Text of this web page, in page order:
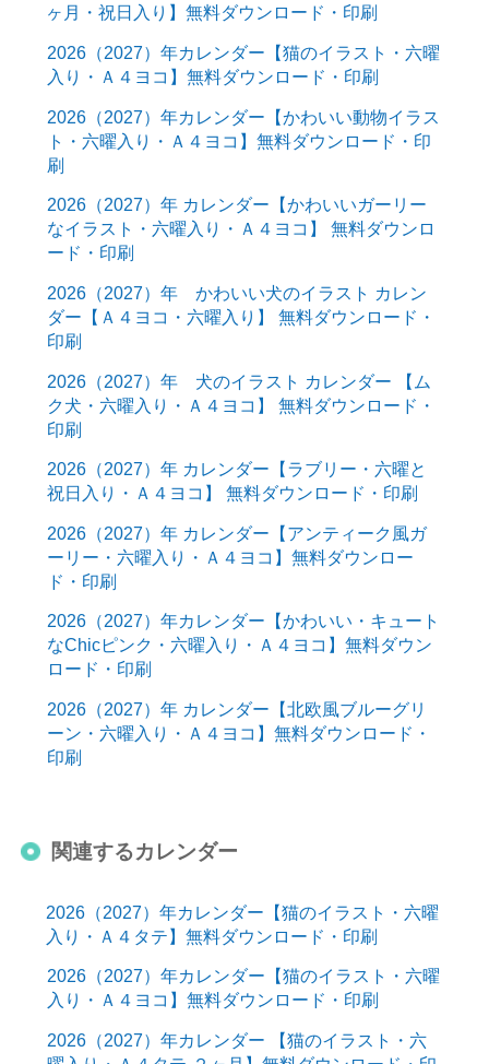
ヶ月・祝日入り】無料ダウンロード・印刷
2026（2027）年カレンダー【猫のイラスト・六曜
入り・Ａ４ヨコ】無料ダウンロード・印刷
2026（2027）年カレンダー【かわいい動物イラス
ト・六曜入り・Ａ４ヨコ】無料ダウンロード・印
刷
2026（2027）年 カレンダー【かわいいガーリー
なイラスト・六曜入り・Ａ４ヨコ】 無料ダウンロ
ード・印刷
2026（2027）年 かわいい犬のイラスト カレン
ダー【Ａ４ヨコ・六曜入り】 無料ダウンロード・
印刷
2026（2027）年 犬のイラスト カレンダー 【ム
ク犬・六曜入り・Ａ４ヨコ】 無料ダウンロード・
印刷
2026（2027）年 カレンダー【ラブリー・六曜と
祝日入り・Ａ４ヨコ】 無料ダウンロード・印刷
2026（2027）年 カレンダー【アンティーク風ガ
ーリー・六曜入り・Ａ４ヨコ】無料ダウンロー
ド・印刷
2026（2027）年カレンダー【かわいい・キュート
なChicピンク・六曜入り・Ａ４ヨコ】無料ダウン
ロード・印刷
2026（2027）年 カレンダー【北欧風ブルーグリ
ーン・六曜入り・Ａ４ヨコ】無料ダウンロード・
印刷
関連するカレンダー
2026（2027）年カレンダー【猫のイラスト・六曜
入り・Ａ４タテ】無料ダウンロード・印刷
2026（2027）年カレンダー【猫のイラスト・六曜
入り・Ａ４ヨコ】無料ダウンロード・印刷
2026（2027）年カレンダー 【猫のイラスト・六